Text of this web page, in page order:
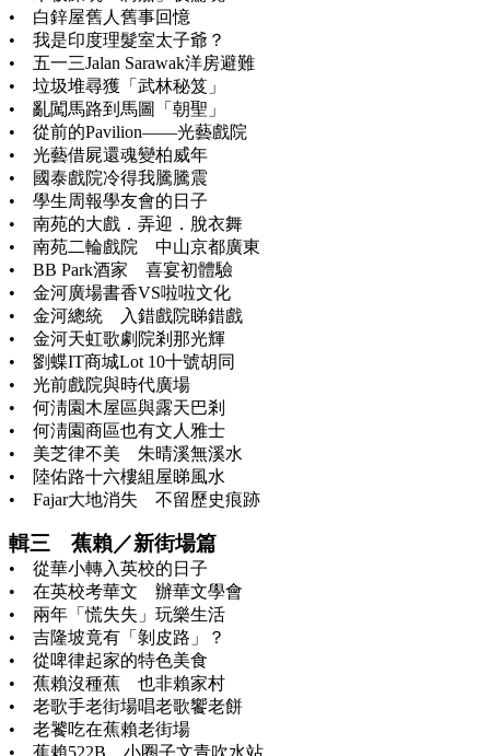
• 白鋅屋舊人舊事回憶
• 我是印度理髮室太子爺？
• 五一三Jalan Sarawak洋房避難
• 垃圾堆尋獲「武林秘笈」
• 亂闖馬路到馬圖「朝聖」
• 從前的Pavilion——光藝戲院
• 光藝借屍還魂變柏威年
• 國泰戲院冷得我騰騰震
• 學生周報學友會的日子
• 南苑的大戲．弄迎．脫衣舞
• 南苑二輪戲院 中山京都廣東
• BB Park酒家 喜宴初體驗
• 金河廣場書香VS啦啦文化
• 金河總統 入錯戲院睇錯戲
• 金河天虹歌劇院剎那光輝
• 劉蝶IT商城Lot 10十號胡同
• 光前戲院與時代廣場
• 何淸園木屋區與露天巴剎
• 何淸園商區也有文人雅士
• 美芝律不美 朱晴溪無溪水
• 陸佑路十六樓組屋睇風水
• Fajar大地消失 不留歷史痕跡
輯三 蕉賴／新街場篇
• 從華小轉入英校的日子
• 在英校考華文 辦華文學會
• 兩年「慌失失」玩樂生活
• 吉隆坡竟有「剝皮路」？
• 從啤律起家的特色美食
• 蕉賴沒種蕉 也非賴家村
• 老歌手老街場唱老歌饗老餅
• 老饕吃在蕉賴老街場
• 蕉賴522B 小圈子文青吹水站